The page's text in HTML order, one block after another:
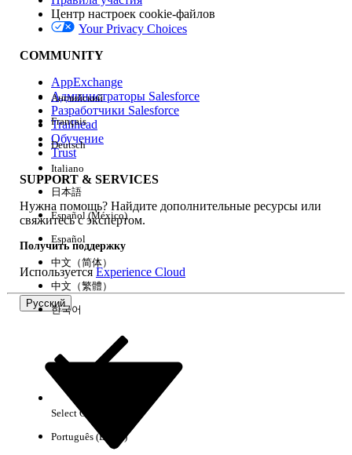
Версия
Возможности
Очистить все Готово
Результаты отсутствуют
Центр настроек cookie-файлов
Your Privacy Choices
COMMUNITY
AppExchange
Администраторы Salesforce
Разработчики Salesforce
Trailhead
Обучение
Trust
SUPPORT & SERVICES
Нужна помощь? Найдите дополнительные ресурсы или
свяжитесь с экспертом.
Получить поддержку
ИспользуетсяExperience Cloud
Русский
Английский
Français
Deutsch
Italiano
日本語
Español (México)
Español
中文（简体）
中文（繁體）
한국어
Select Org
Português (Brasil)